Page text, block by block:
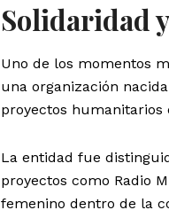
Solidaridad
Uno de los momentos
una organización
proyectos humanitarios
La entidad fue
proyectos como Radio
femenino dentro de la